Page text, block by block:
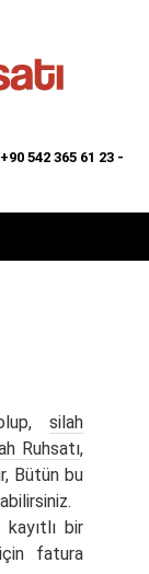
+90 542 365 61 23 -
silah
Ruhsatı,
Bütün bu
bir
fatura